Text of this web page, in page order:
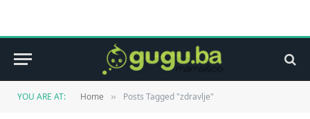
YOU ARE AT: Home » Posts Tagged "zdravlje"